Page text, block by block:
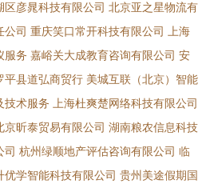
区彦晁科技有限公司 北京亚之星物流有
公司 重庆笑口常开科技有限公司
上海
服务 嘉峪关大成教育咨询有限公司 安
平县道弘商贸行 美城互联（北京）智能
技术服务
上海杜爽楚网络科技有限公司
京昕泰贸易有限公司 湖南粮农信息科技
司 杭州绿顺地产评估咨询有限公司 临
优学智能科技有限公司 贵州美途假期国